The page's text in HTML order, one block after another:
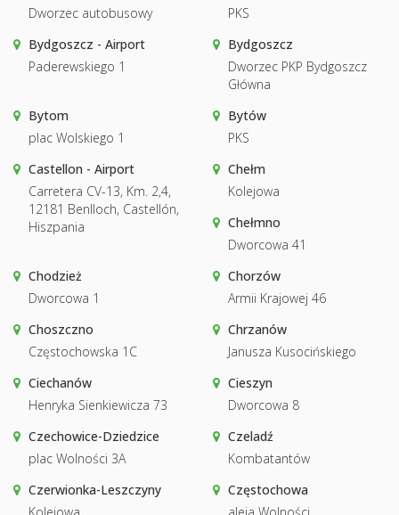
Dworzec autobusowy
PKS
Bydgoszcz - Airport
Paderewskiego 1
Bydgoszcz
Dworzec PKP Bydgoszcz
Główna
Bytom
plac Wolskiego 1
Bytów
PKS
Castellon - Airport
Carretera CV-13, Km. 2,4,
12181 Benlloch, Castellón,
Hiszpania
Chełm
Kolejowa
Chełmno
Dworcowa 41
Chodzież
Dworcowa 1
Chorzów
Armii Krajowej 46
Choszczno
Częstochowska 1C
Chrzanów
Janusza Kusocińskiego
Ciechanów
Henryka Sienkiewicza 73
Cieszyn
Dworcowa 8
Czechowice-Dziedzice
plac Wolności 3A
Czeladź
Kombatantów
Czerwionka-Leszczyny
Kolejowa
Częstochowa
aleja Wolności